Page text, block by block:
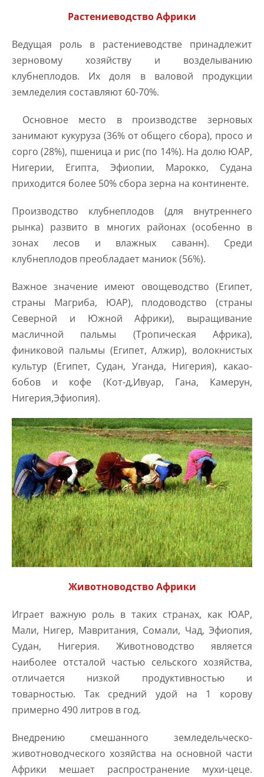
Растениеводство Африки
Ведущая роль в растениеводстве принадлежит
зерновому хозяйству и возделыванию
клубнеплодов. Их доля в валовой продукции
земледелия составляют 60-70%.
Основное место в производстве зерновых
занимают кукуруза (36% от общего сбора), просо и
сорго (28%), пшеница и рис (по 14%). На долю ЮАР,
Нигерии, Египта, Эфиопии, Марокко, Судана
приходится более 50% сбора зерна на континенте.
Производство клубнеплодов (для внутреннего
рынка) развито в многих районах (особенно в
зонах лесов и влажных саванн). Среди
клубнеплодов преобладает маниок (56%).
Важное значение имеют овощеводство (Египет,
страны Магриба, ЮАР), плодоводство (страны
Северной и Южной Африки), выращивание
масличной пальмы (Тропическая Африка),
финиковой пальмы (Египет, Алжир), волокнистых
культур (Египет, Судан, Уганда, Нигерия), какао-
бобов и кофе (Кот-д,Ивуар, Гана, Камерун,
Нигерия,Эфиопия).
Животноводство Африки
Играет важную роль в таких странах, как ЮАР,
Мали, Нигер, Мавритания, Сомали, Чад, Эфиопия,
Судан, Нигерия. Животноводство является
наиболее отсталой частью сельского хозяйства,
отличается низкой продуктивностью и
товарностью. Так средний удой на 1 корову
примерно 490 литров в год.
Внедрению смешанного земледельческо-
животноводческого хозяйства на основной части
Африки мешает распространение мухи-цеце.